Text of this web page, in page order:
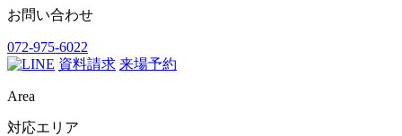
お問い合わせ
072-975-6022
資料請求 来場予約
Area
対応エリア